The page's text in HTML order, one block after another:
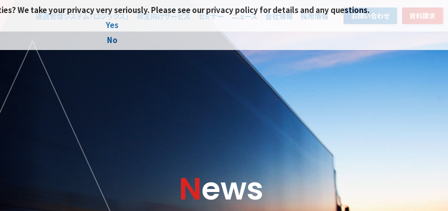
運送管理システム「ロジックス」 荷主向けサービス セミナー ニュース 会社情報 採用情報 お問い合わせ 資料請求
News
We take your privacy very seriously. Please see our privacy policy for details and any questions.
Yes
No